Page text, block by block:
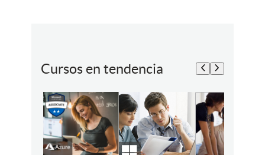
Cursos en tendencia